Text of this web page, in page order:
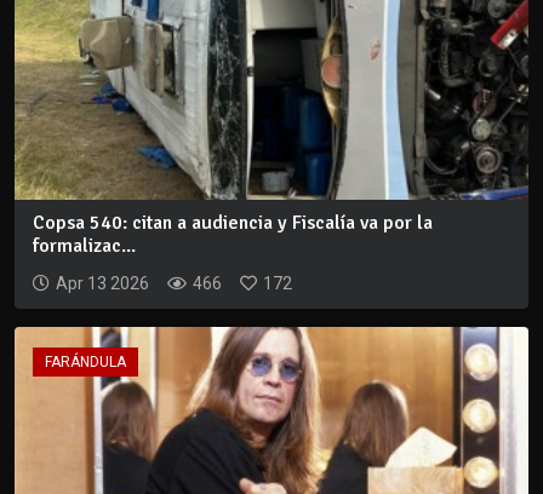
Copsa 540: citan a audiencia y Fiscalía va por la
formalizac...
Apr 13 2026 466 172
FARÁNDULA